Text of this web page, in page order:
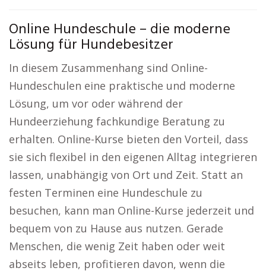
Online Hundeschule – die moderne
Lösung für Hundebesitzer
In diesem Zusammenhang sind Online-
Hundeschulen eine praktische und moderne
Lösung, um vor oder während der
Hundeerziehung fachkundige Beratung zu
erhalten. Online-Kurse bieten den Vorteil, dass
sie sich flexibel in den eigenen Alltag integrieren
lassen, unabhängig von Ort und Zeit. Statt an
festen Terminen eine Hundeschule zu
besuchen, kann man Online-Kurse jederzeit und
bequem von zu Hause aus nutzen. Gerade
Menschen, die wenig Zeit haben oder weit
abseits leben, profitieren davon, wenn die